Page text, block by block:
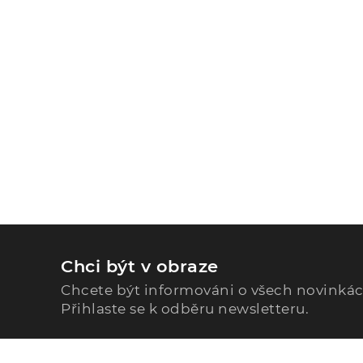
Chci být v obraze
Chcete být informováni o všech
Přihlaste se k odběru newsletteru.